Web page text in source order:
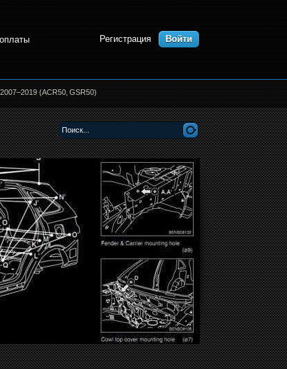
Регистрация Войти
(ACR50‚ GSR50)